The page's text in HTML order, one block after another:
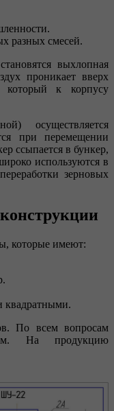
разных смесей.
выхлопная
проникает вверх
который к корпусу
осуществляется
при перемещении
ссыпается в бункер,
используются в
зерновых
которые имеют:
квадратными.
По всем вопросам
На продукцию